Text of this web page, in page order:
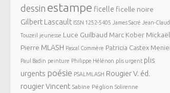
dessin estampe ficelle ficelle noire
Gilbert Lascault ISSN 1252-5405 James Sacré Jean-
Touzeil jeunesse Luce Guilbaud Marc Kober
Pierre MLASH Pascal Commère Patricia Castex
Paul Badin peinture Philippe Hélénon plis urgent plis
urgents poésie PSALMLASH Rougier V. éd.
rougier Vincent Sabine Péglion Solirenne